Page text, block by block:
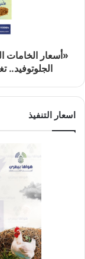
«أسعار الخامات
الجلوتوفيد..
اسعار التنفيذ